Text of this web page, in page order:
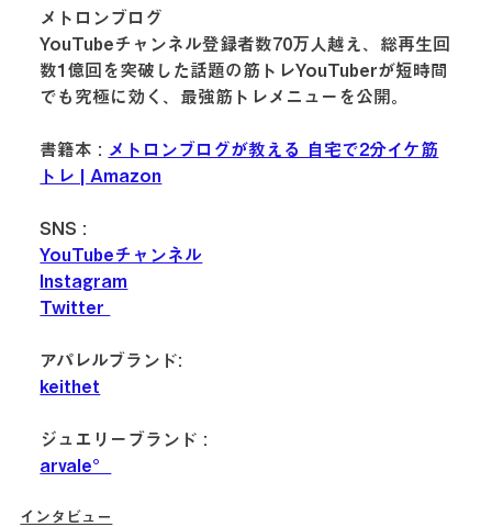
メトロンブログ
YouTubeチャンネル登録者数70万人越え、総再生回
数1億回を突破した話題の筋トレYouTuberが短時間
でも究極に効く、最強筋トレメニューを公開。
書籍本 : メトロンブログが教える 自宅で2分イケ筋
トレ | Amazon
SNS :
YouTubeチャンネル
Instagram
Twitter
アパレルブランド:
keithet
ジュエリーブランド :
arvale°
インタビュー